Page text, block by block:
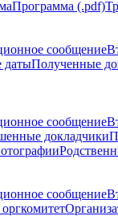
Программа (.pdf)
сообщение
датыПолученные
сообщение
докладчики
сообщение